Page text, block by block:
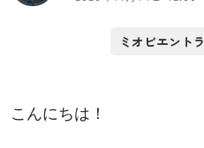
ミオビエント
こんにちは！